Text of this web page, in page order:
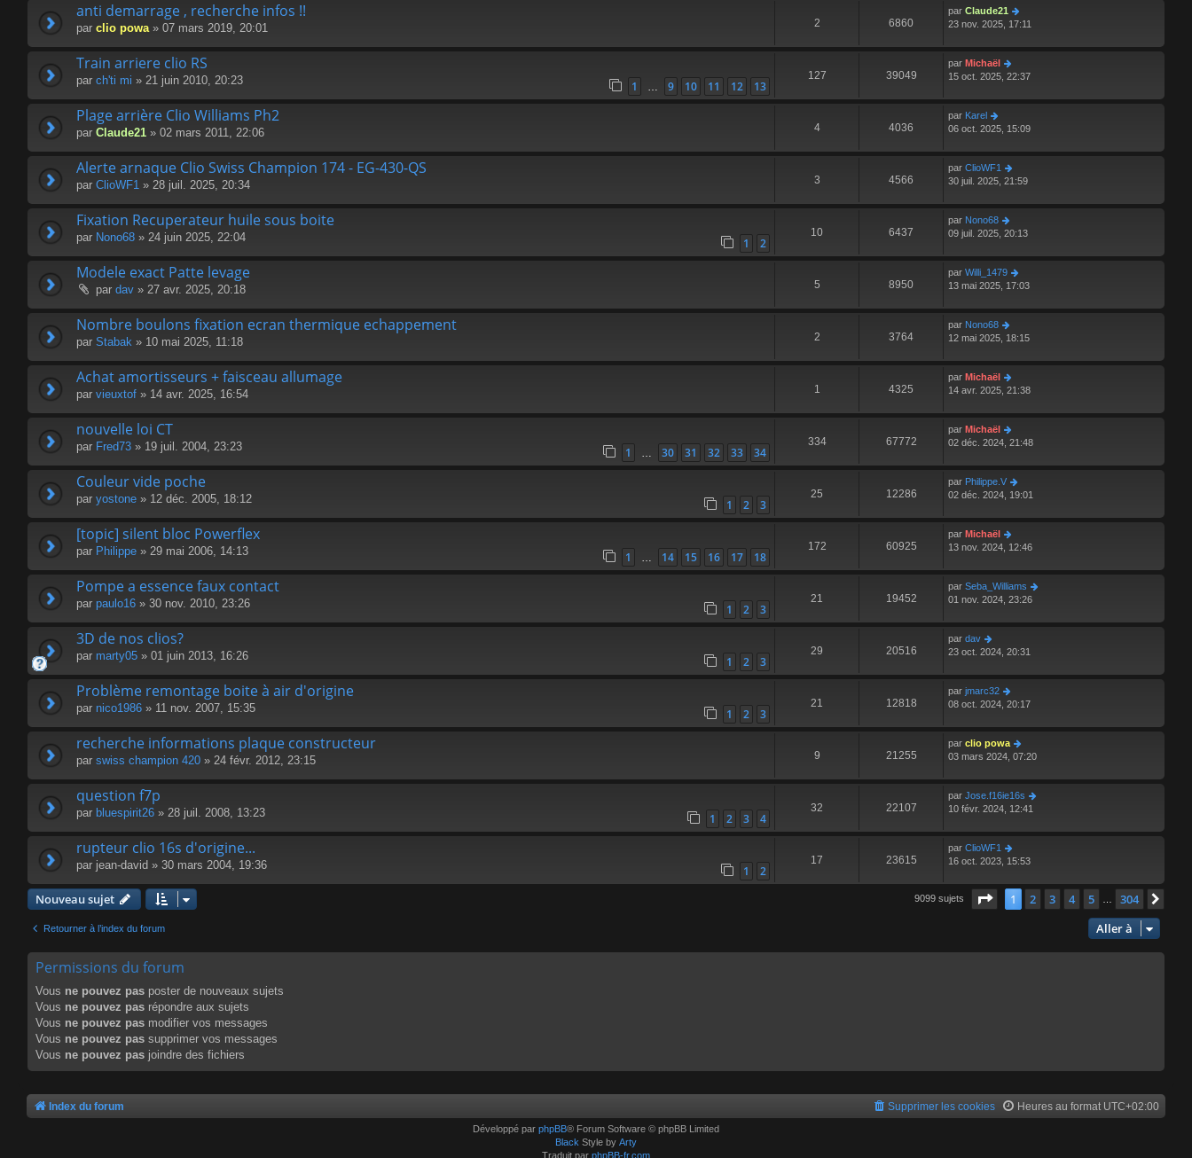
anti demarrage , recherche infos !!
par clio powa» 07 mars 2019, 20:01 2 6860
par Claude21
23 nov. 2025, 17:11
Train arriere clio RS
par ch'ti mi » 21 juin 2010, 20:23 1 … 9 10 11 12 13
127 39049
par Michaël
15 oct. 2025, 22:37
Plage arrière Clio Williams Ph2
par Claude21 » 02 mars 2011, 22:06 4 4036
par Karel
06 oct. 2025, 15:09
Alerte arnaque Clio Swiss Champion 174 - EG-430-QS
par ClioWF1 » 28 juil. 2025, 20:34 3 4566
par ClioWF1
30 juil. 2025, 21:59
Fixation Recuperateur huile sous boite
par Nono68 » 24 juin 2025, 22:04 1 2
10 6437
par Nono68
09 juil. 2025, 20:13
Modele exact Patte levage
par dav » 27 avr. 2025, 20:18 5 8950
par Willi_1479
13 mai 2025, 17:03
Nombre boulons fixation ecran thermique echappement
par Stabak » 10 mai 2025, 11:18 2 3764
par Nono68
12 mai 2025, 18:15
Achat amortisseurs + faisceau allumage
par vieuxtof » 14 avr. 2025, 16:54 1 4325
par Michaël
14 avr. 2025, 21:38
nouvelle loi CT
par Fred73 » 19 juil. 2004, 23:23 1 … 30 31 32 33 34
334 67772
par Michaël
02 déc. 2024, 21:48
Couleur vide poche
par yostone » 12 déc. 2005, 18:12 1 2 3
25 12286
par Philippe.V
02 déc. 2024, 19:01
[topic] silent bloc Powerflex
par Philippe » 29 mai 2006, 14:13 1 … 14 15 16 17 18
172 60925
par Michaël
13 nov. 2024, 12:46
Pompe a essence faux contact
par paulo16 » 30 nov. 2010, 23:26 1 2 3
21 19452
par Seba_Williams
01 nov. 2024, 23:26
3D de nos clios?
par marty05 » 01 juin 2013, 16:26 1 2 3
29 20516
par dav
23 oct. 2024, 20:31
Problème remontage boite à air d'origine
par nico1986 » 11 nov. 2007, 15:35 1 2 3
21 12818
par jmarc32
08 oct. 2024, 20:17
recherche informations plaque constructeur
par swiss champion 420 » 24 févr. 2012, 23:15 9 21255
par clio powa
03 mars 2024, 07:20
question f7p
par bluespirit26 » 28 juil. 2008, 13:23 1 2 3 4
32 22107
par Jose.f16ie16s
10 févr. 2024, 12:41
rupteur clio 16s d'origine...
par jean-david » 30 mars 2004, 19:36 1 2
17 23615
par ClioWF1
16 oct. 2023, 15:53
Nouveau sujet 9099 sujets Page sur304
1 2 3 4 5 304
Retourner à l’index du forum Aller à
Permissions du forum
Vous ne pouvez pas poster de nouveaux sujets
Vous ne pouvez pas répondre aux sujets
Vous ne pouvez pas modifier vos messages
Vous ne pouvez pas supprimer vos messages
Vous ne pouvez pas joindre des fichiers
Index du forum Heures au format UTC+02:00
Supprimer les cookies
Développé par phpBB® Forum Software © phpBB Limited
Black Style by Arty
Traduit par phpBB-fr.com